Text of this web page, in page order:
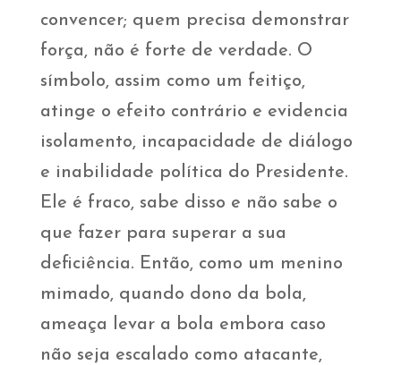
convencer; quem precisa demonstrar
força, não é forte de verdade. O
símbolo, assim como um feitiço,
atinge o efeito contrário e evidencia
isolamento, incapacidade de diálogo
e inabilidade política do Presidente.
Ele é fraco, sabe disso e não sabe o
que fazer para superar a sua
deficiência. Então, como um menino
mimado, quando dono da bola,
ameaça levar a bola embora caso
não seja escalado como atacante,